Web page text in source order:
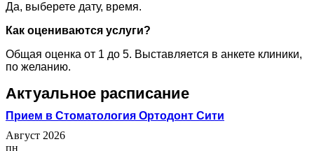
Да, выберете дату, время.
Как оцениваются услуги?
Общая оценка от 1 до 5. Выставляется в анкете клиники,
по желанию.
Актуальное расписание
Прием в Стоматология Ортодонт Сити
Август 2026
пн